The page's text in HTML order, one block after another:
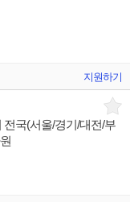
지원하기
전국(서울/경기/대전/부